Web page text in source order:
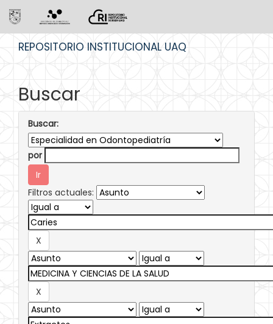
REPOSITORIO INSTITUCIONAL UAQ
Buscar
Buscar:
por
Filtros actuales: